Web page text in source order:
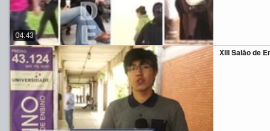
04:43
XIII Salão de